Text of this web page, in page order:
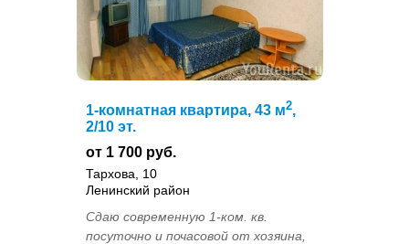
1-комнатная квартира, 43 м2,
2/10 эт.
от 1 700 руб.
Тархова, 10
Ленинский район
Сдаю современную 1-ком. кв.
посуточно и почасовой от хозяина,